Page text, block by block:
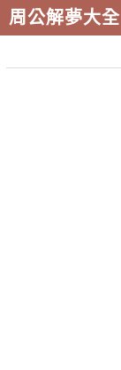
周公解夢大全